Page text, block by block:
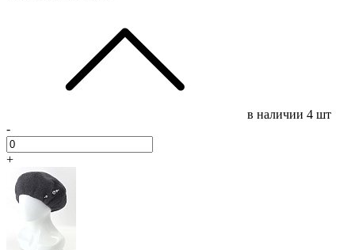
в наличии 4 шт
-
+